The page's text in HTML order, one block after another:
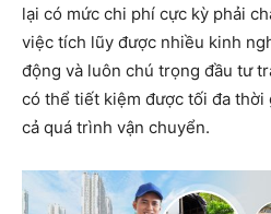
lại có mức chi phí cực kỳ phải
việc tích lũy được nhiều kinh
động và luôn chú trọng đầu tư
có thể tiết kiệm được tối đa thời
cả quá trình vận chuyển.